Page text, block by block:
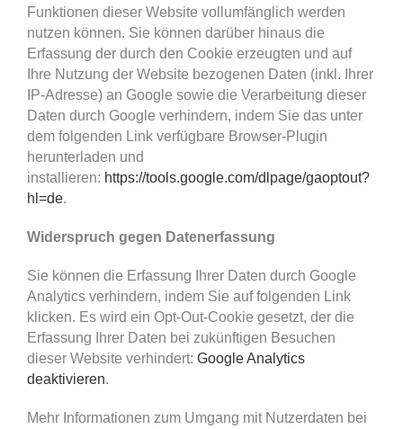
Funktionen dieser Website vollumfänglich werden
nutzen können. Sie können darüber hinaus die
Erfassung der durch den Cookie erzeugten und auf
Ihre Nutzung der Website bezogenen Daten (inkl. Ihrer
IP-Adresse) an Google sowie die Verarbeitung dieser
Daten durch Google verhindern, indem Sie das unter
dem folgenden Link verfügbare Browser-Plugin
herunterladen und
installieren: https://tools.google.com/dlpage/gaoptout?
hl=de.
Widerspruch gegen Datenerfassung
Sie können die Erfassung Ihrer Daten durch Google
Analytics verhindern, indem Sie auf folgenden Link
klicken. Es wird ein Opt-Out-Cookie gesetzt, der die
Erfassung Ihrer Daten bei zukünftigen Besuchen
dieser Website verhindert: Google Analytics
deaktivieren.
Mehr Informationen zum Umgang mit Nutzerdaten bei